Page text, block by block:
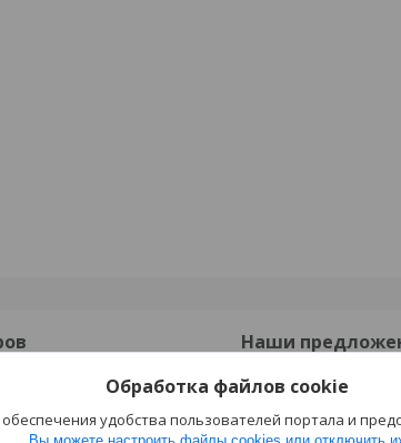
Наши
Опорные подушки
Прогоны ПРГ
Обработка файлов cookie
удобства пользователей портала и